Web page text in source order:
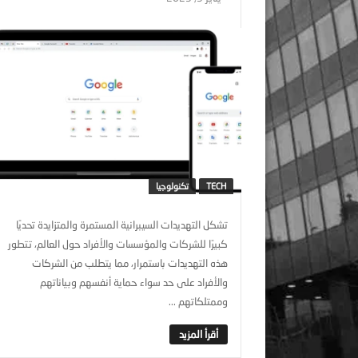
TECH تكنولوجيا
تشكل التهديدات السيبرانية المستمرة والمتزايدة تحديًا
كبيرًا للشركات والمؤسسات والأفراد حول العالم، تتطور
هذه التهديدات باستمرار، مما يتطلب من الشركات
والأفراد على حد سواء حماية أنفسهم وبياناتهم
وممتلكاتهم ...